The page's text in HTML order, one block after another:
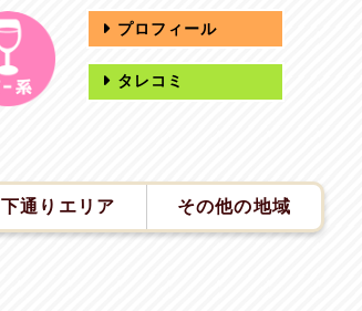
プロフィール
タレコミ
下通りエリア その他の地域